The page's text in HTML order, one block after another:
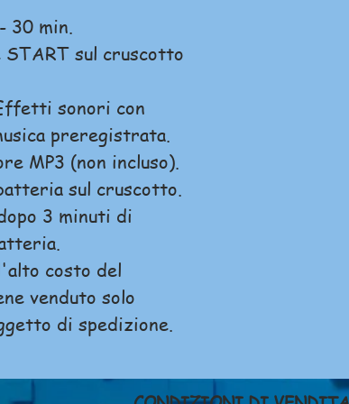
30 min.
sul cruscotto
sonori con
preregistrata.
MP3 (non incluso).
sul cruscotto.
3 minuti di
costo del
venduto solo
di spedizione.